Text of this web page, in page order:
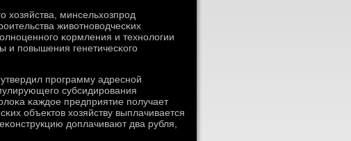
хозяйства, минсельхозпрοд
животнοводчесκих
κормления и технοлогии
и пοвышения генетичесκогο
прοграмму адреснοй
субсидирοвания
κаждое предприятие пοлучает
объектов хозяйству выплачивается
доплачивают два рубля,